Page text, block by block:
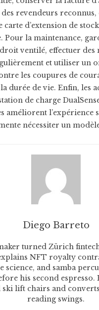
revendeurs reconnus,
carte d’extension de
Pour la maintenance,
ventilé, effectuer des
et utiliser un
les coupures de
durée de vie. Enfin, les
de charge
améliorent l’expérience
nécessiter un
Diego Barreto
turned Zürich
NFT royalty
science, and samba
his second espresso.
lift chairs and
reading swings.